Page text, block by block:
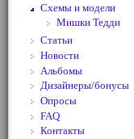
Схемы и модели
Мишки Тедди
Статьи
Новости
Альбомы
Дизайнеры/бонусы
Опросы
FAQ
Контакты